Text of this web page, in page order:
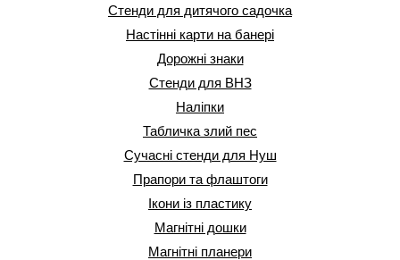
Стенди для дитячого садочка
Настінні карти на банері
Дорожні знаки
Стенди для ВНЗ
Наліпки
Табличка злий пес
Сучасні стенди для Нуш
Прапори та флаштоги
Ікони із пластику
Магнітні дошки
Магнітні планери